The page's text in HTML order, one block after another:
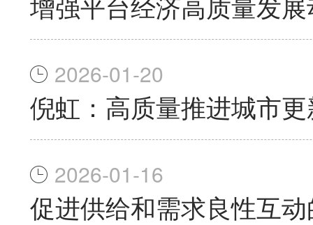
2026-01-20
倪虹：高质量推进城市
2026-01-16
促进供给和需求良性互